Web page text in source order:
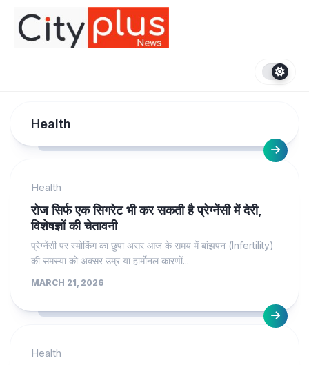
content
Health
Health
रोज सिर्फ एक सिगरेट भी कर सकती है प्रेग्नेंसी में देरी,
विशेषज्ञों की चेतावनी
प्रेग्नेंसी पर स्मोकिंग का छुपा असर आज के समय में बांझपन (Infertility)
की समस्या को अक्सर उम्र या हार्मोनल कारणों...
MARCH 21, 2026
Health